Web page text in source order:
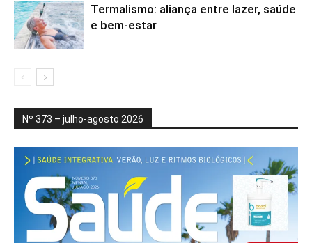
Termalismo: aliança entre lazer, saúde
e bem-estar
Nº 373 – julho-agosto 2026